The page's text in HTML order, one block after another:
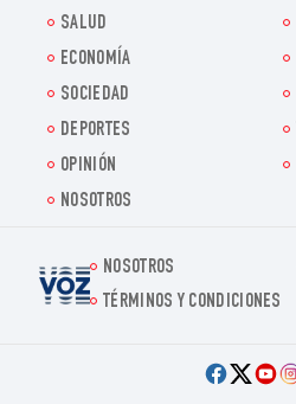
SALUD
ECONOMÍA
SOCIEDAD
DEPORTES
OPINIÓN
NOSOTROS
Voz.us
NOSOTROS
TÉRMINOS Y CONDICIONES